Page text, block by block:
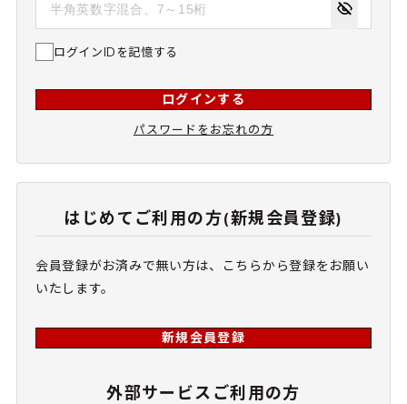
ログインIDを記憶する
ログインする
パスワードをお忘れの方
はじめてご利用の方(新規会員登録)
会員登録がお済みで無い方は、こちらから登録をお願い
いたします。
新規会員登録
外部サービスご利用の方